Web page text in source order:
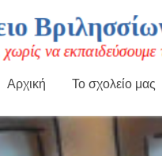
Αρχική Το σχολείο μας